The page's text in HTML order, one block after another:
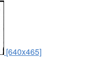
[640x465]